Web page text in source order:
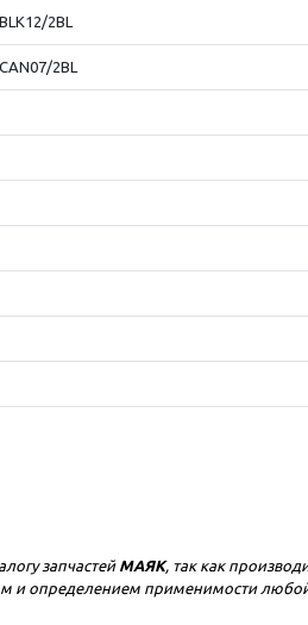
2BL
2BL
запчастейМАЯК, так как
и определением применимости любой